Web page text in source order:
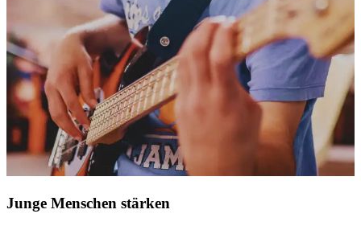
Junge Menschen stärken